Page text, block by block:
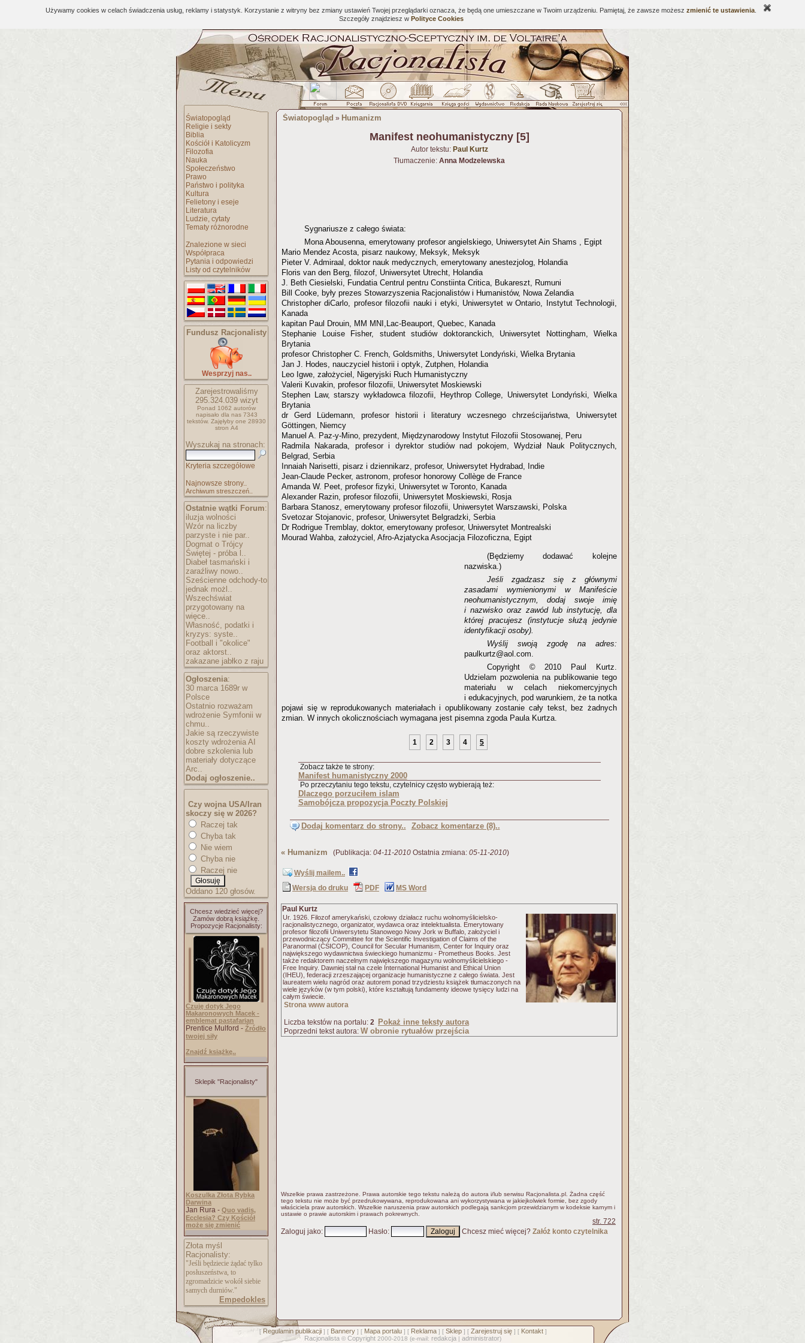
Używamy cookies w celach świadczenia usług, reklamy i statystyk. Korzystanie z witryny bez zmiany ustawień Twojej przeglądarki oznacza, że będą one umieszczane w Twoim urządzeniu. Pamiętaj, że zawsze możesz zmienić te ustawienia
Szczegóły znajdziesz w Polityce Cookies
Światopogląd
Religie i sekty
Biblia
Kościół i Katolicyzm
Filozofia
Nauka
Społeczeństwo
Prawo
Państwo i polityka
Kultura
Felietony i eseje
Literatura
Ludzie, cytaty
Tematy różnorodne
Znalezione w sieci
Współpraca
Pytania i odpowiedzi
Listy od czytelników
Fundusz Racjonalisty
Wesprzyj nas..
Zarejestrowaliśmy
295.324.039wizyt
Ponad 1062 autorów
napisało dla nas 7343
tekstów. Zajęłyby one 28930
stron A4
Wyszukaj na stronach:
Kryteria szczegółowe
Najnowsze strony..
Archiwum streszczeń..
Ostatnie wątki Forum:
iluzja wolności
Wzór na liczby
parzyste i nie par..
Dogmat o Trójcy
Świętej - próba l..
Diabeł tasmański i
zaraźliwy nowo..
Sześcienne odchody-to
jednak możl..
Wszechświat
przygotowany na
więce..
Własność, podatki i
kryzys: syste..
Football i "okolice"
oraz aktorst..
zakazane jabłko z raju
Ogłoszenia:
30 marca 1689r w
Polsce
Ostatnio rozważam
wdrożenie Symfonii w
chmu..
Jakie są rzeczywiste
koszty wdrożenia AI
dobre szkolenia lub
materiały dotyczące
Arc..
Dodaj ogłoszenie..
Czy wojna USA/Iran
skoczy się w 2026?
Raczej tak
Chyba tak
Nie wiem
Chyba nie
Raczej nie
Oddano 120 głosów.
Chcesz wiedzieć więcej?
Zamów dobrą książkę.
Propozycje Racjonalisty:
Czuję dotyk Jego
Makaronowych Macek -
emblemat pastafarian
Prentice Mulford - Źródło
twojej siły
Znajdź książkę..
Sklepik "Racjonalisty"
Koszulka Złota Rybka
Darwina
Jan Rura - Quo vadis,
Ecclesia? Czy Kościół
może się zmienić
Złota myśl
Racjonalisty:
"Jeśli będziecie żądać tylko
posłuszeństwa, to
zgromadzicie wokół siebie
samych durniów."
Empedokles
Światopogląd » Humanizm
Manifest neohumanistyczny [5]
Autor tekstu: Paul Kurtz
Tłumaczenie: Anna Modzelewska
Sygnariusze z całego świata:
Mona Abousenna, emerytowany profesor angielskiego, Uniwersytet Ain Shams , Egipt
Mario Mendez Acosta, pisarz naukowy, Meksyk, Meksyk
Pieter V. Admiraal, doktor nauk medycznych, emerytowany anestezjolog, Holandia
Floris van den Berg, filozof, Uniwersytet Utrecht, Holandia
J. Beth Ciesielski, Fundatia Centrul pentru Constiinta Critica, Bukareszt, Rumuni
Bill Cooke, były prezes Stowarzyszenia Racjonalistów i Humanistów, Nowa Zelandia
Christopher diCarlo, profesor filozofii nauki i etyki, Uniwersytet w Ontario, Instytut Technologii,
Kanada
kapitan Paul Drouin, MM MNI,Lac-Beauport, Quebec, Kanada
Stephanie Louise Fisher, student studiów doktoranckich, Uniwersytet Nottingham, Wielka
Brytania
profesor Christopher C. French, Goldsmiths, Uniwersytet Londyński, Wielka Brytania
Jan J. Hodes, nauczyciel historii i optyk, Zutphen, Holandia
Leo Igwe, założyciel, Nigeryjski Ruch Humanistyczny
Valerii Kuvakin, profesor filozofii, Uniwersytet Moskiewski
Stephen Law, starszy wykładowca filozofii, Heythrop College, Uniwersytet Londyński, Wielka
Brytania
dr Gerd Lüdemann, profesor historii i literatury wczesnego chrześcijaństwa, Uniwersytet
Göttingen, Niemcy
Manuel A. Paz-y-Mino, prezydent, Międzynarodowy Instytut Filozofii Stosowanej, Peru
Radmila Nakarada, profesor i dyrektor studiów nad pokojem, Wydział Nauk Politycznych,
Belgrad, Serbia
Innaiah Narisetti, pisarz i dziennikarz, profesor, Uniwersytet Hydrabad, Indie
Jean-Claude Pecker, astronom, profesor honorowy Collège de France
Amanda W. Peet, profesor fizyki, Uniwersytet w Toronto, Kanada
Alexander Razin, profesor filozofii, Uniwersytet Moskiewski, Rosja
Barbara Stanosz, emerytowany profesor filozofii, Uniwersytet Warszawski, Polska
Svetozar Stojanovic, profesor, Uniwersytet Belgradzki, Serbia
Dr Rodrigue Tremblay, doktor, emerytowany profesor, Uniwersytet Montrealski
Mourad Wahba, założyciel, Afro-Azjatycka Asocjacja Filozoficzna, Egipt
(Będziemy dodawać kolejne
nazwiska.)
Jeśli zgadzasz się z głównymi
zasadami wymienionymi w Manifeście
neohumanistycznym, dodaj swoje imię
i nazwisko oraz zawód lub instytucję, dla
której pracujesz (instytucje służą jedynie
identyfikacji osoby).
Wyślij swoją zgodę na adres:
paulkurtz@aol.com.
Copyright © 2010 Paul Kurtz.
Udzielam pozwolenia na publikowanie tego
materiału w celach niekomercyjnych
i edukacyjnych, pod warunkiem, że ta notka
pojawi się w reprodukowanych materiałach i opublikowany zostanie cały tekst, bez żadnych
zmian. W innych okolicznościach wymagana jest pisemna zgoda Paula Kurtza.
1 2 3 4 5
Zobacz także te strony:
Manifest humanistyczny 2000
Po przeczytaniu tego tekstu, czytelnicy często wybierają też:
Dlaczego porzuciłem islam
Samobójcza propozycja Poczty Polskiej
Dodaj komentarz do strony.. Zobacz komentarze (8)..
« Humanizm (Publikacja: 04-11-2010 Ostatnia zmiana: 05-11-2010)
Wyślij mailem..
Wersja do druku
PDF MS Word
Paul Kurtz
Ur. 1926. Filozof amerykański, czołowy działacz ruchu wolnomyślicielsko-
racjonalistycznego, organizator, wydawca oraz intelektualista. Emerytowany
profesor filozofii Uniwersytetu Stanowego Nowy Jork w Buffalo, założyciel i
przewodniczący Committee for the Scientific Investigation of Claims of the
Paranormal (CSICOP), Council for Secular Humanism, Center for Inquiry oraz
największego wydawnictwa świeckiego humanizmu - Prometheus Books. Jest
także redaktorem naczelnym największego magazynu wolnomyślicielskiego -
Free Inquiry. Dawniej stał na czele International Humanist and Ethical Union
(IHEU), federacji zrzeszającej organizacje humanistyczne z całego świata. Jest
laureatem wielu nagród oraz autorem ponad trzydziestu książek tłumaczonych na
wiele języków (w tym polski), które kształtują fundamenty ideowe tysięcy ludzi na
całym świecie.
Strona www autora
Liczba tekstów na portalu: 2 Pokaż inne teksty autora
Poprzedni tekst autora: W obronie rytuałów przejścia
Wszelkie prawa zastrzeżone. Prawa autorskie tego tekstu należą do autora i/lub serwisu Racjonalista.pl. Żadna część
tego tekstu nie może być przedrukowywana, reprodukowana ani wykorzystywana w jakiejkolwiek formie, bez zgody
właściciela praw autorskich. Wszelkie naruszenia praw autorskich podlegają sankcjom przewidzianym w kodeksie karnym i
ustawie o prawie autorskim i prawach pokrewnych.
str. 722
Zaloguj jako: Hasło: Chcesz mieć więcej? Załóż konto czytelnika
[ Regulamin publikacji] [ Bannery] [ Mapa portalu] [ Reklama] [ Sklep] [ Zarejestruj się] [ Kontakt]
Racjonalista © Copyright 2000-2018 (e-mail: redakcja | administrator)